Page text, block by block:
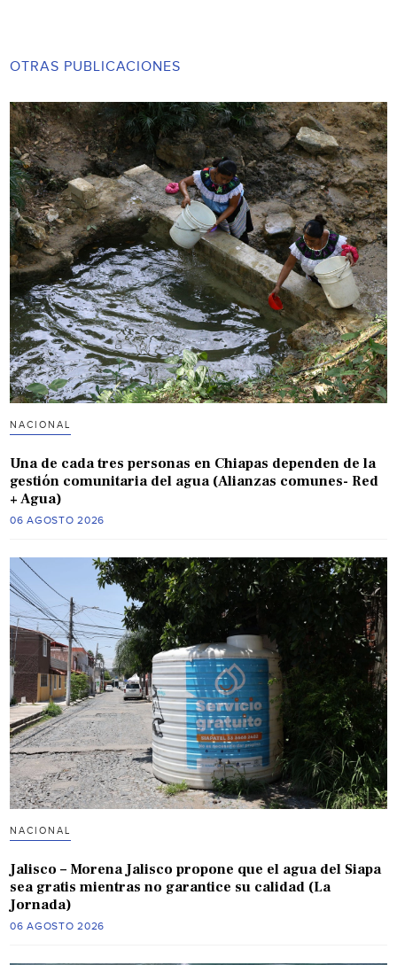
OTRAS PUBLICACIONES
NACIONAL
Una de cada tres personas en Chiapas dependen de la
gestión comunitaria del agua (Alianzas comunes- Red
+ Agua)
06 AGOSTO 2026
NACIONAL
Jalisco – Morena Jalisco propone que el agua del Siapa
sea gratis mientras no garantice su calidad (La
Jornada)
06 AGOSTO 2026